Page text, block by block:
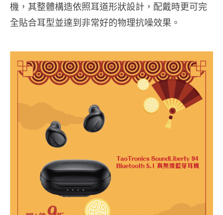
機，其整體構造依照耳道形狀設計，配戴時更可完
全貼合耳型並達到非常好的物理抗噪效果。